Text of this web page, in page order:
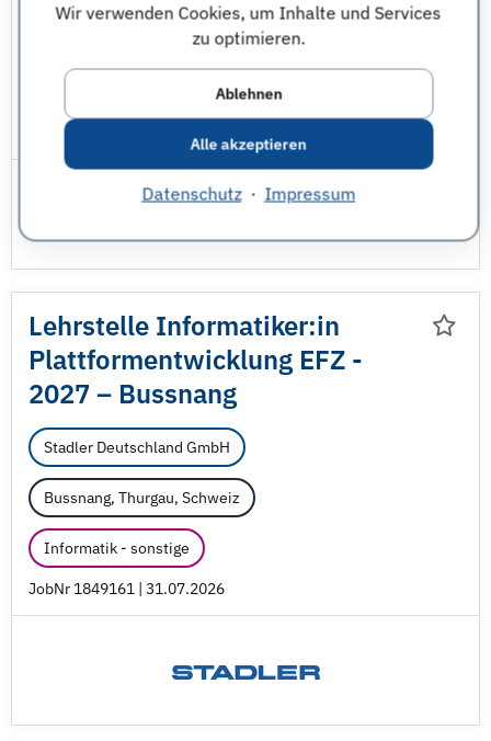
Wir verwenden Cookies, um Inhalte und Services
zu optimieren.
Ablehnen
Alle akzeptieren
Datenschutz· Impressum
Bussnang, Thurgau, Schweiz
Natur und Umwelt - sonstige
JobNr 1849168 | 31.07.2026
Lehrstelle Informatiker:in
Plattformentwicklung EFZ -
2027 – Bussnang
Stadler Deutschland GmbH
Bussnang, Thurgau, Schweiz
Informatik - sonstige
JobNr 1849161 | 31.07.2026